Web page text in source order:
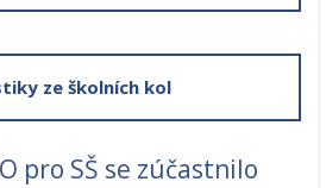
ze školních kol
pro SŠ se zúčastnilo